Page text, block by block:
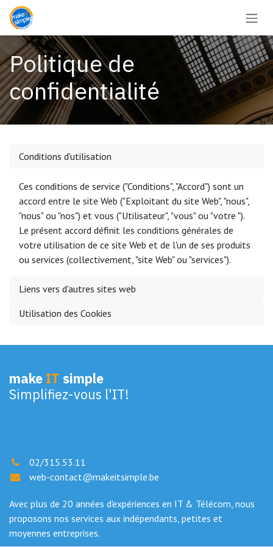
Se rendre au contenu
Politique de
confidentialité
Conditions d'utilisation
Ces conditions de service ("Conditions", "Accord") sont un
accord entre le site Web ("Exploitant du site Web", "nous",
"nous" ou "nos") et vous ("Utilisateur", "vous" ou "votre ").
Le présent accord définit les conditions générales de
votre utilisation de ce site Web et de l'un de ses produits
ou services (collectivement, "site Web" ou "services").
Liens vers d'autres sites web
Utilisation des Cookies
make IT simple
Simplifiez-vous l'IT!
02/315.53.11
web-contact@makeitsimple.be
Avec plus de 20 années d'expériences en IT & Télécom, nous
proposons nos services aux indépendants, petites et
moyennes entreprises.